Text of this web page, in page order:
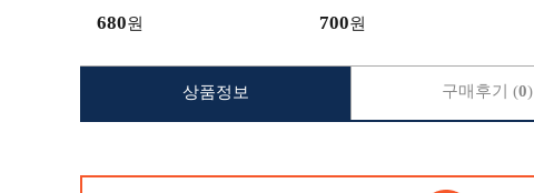
680원 700원
상품정보 구매후기 (0)